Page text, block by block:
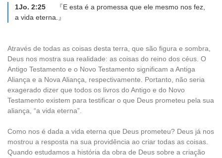
1Jo. 2:25
『E esta é a promessa que ele mesmo nos fez,
a vida eterna.』
Através de todas as coisas desta terra, que são figura e sombra,
Deus nos mostra sua realidade: as coisas do reino dos céus. O
Antigo Testamento e o Novo Testamento significam a Antiga
Aliança e a Nova Aliança, respectivamente. Portanto, não seria
exagerado dizer que todos os livros do Antigo e do Novo
Testamento existem para testificar o que Deus prometeu pela sua
aliança, “a vida eterna”.
Como nos é dada a vida eterna que Deus prometeu? Deus já nos
mostrou a resposta na sua providência ao criar todas as coisas.
Quando estudamos a história da obra de Deus sobre a criação